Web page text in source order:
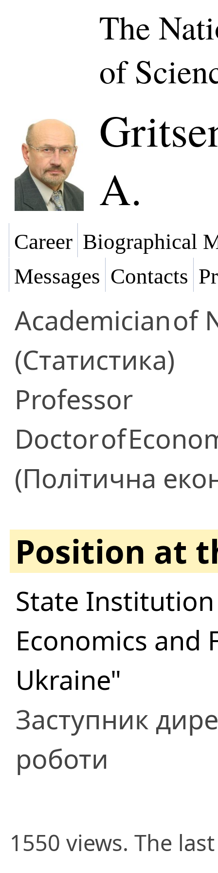
The
of
A.
Career Biographical
Messages Contacts
Academicianof
(Статистика)
Professor
Doctorof
(Політична
Position at
State
Economics and
Ukraine"
Заступник
роботи
1550 views. The